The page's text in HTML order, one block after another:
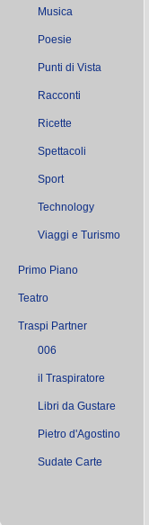
Musica
Poesie
Punti di Vista
Racconti
Ricette
Spettacoli
Sport
Technology
Viaggi e Turismo
Primo Piano
Teatro
Traspi Partner
006
il Traspiratore
Libri da Gustare
Pietro d'Agostino
Sudate Carte